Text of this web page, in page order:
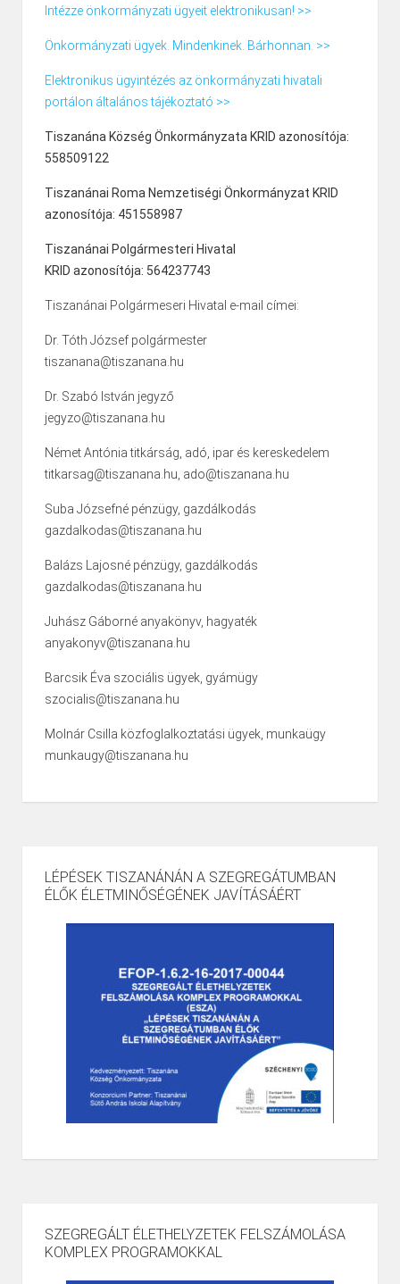
Intézze önkormányzati ügyeit elektronikusan! >>
Önkormányzati ügyek. Mindenkinek. Bárhonnan. >>
Elektronikus ügyintézés az önkormányzati hivatali
portálon általános tájékoztató >>
Tiszanána Község Önkormányzata KRID azonosítója:
558509122
Tiszanánai Roma Nemzetiségi Önkormányzat KRID
azonosítója: 451558987
Tiszanánai Polgármesteri Hivatal
KRID azonosítója: 564237743
Tiszanánai Polgármeseri Hivatal e-mail címei:
Dr. Tóth József polgármester
tiszanana@tiszanana.hu
Dr. Szabó István jegyző
jegyzo@tiszanana.hu
Német Antónia titkárság, adó, ipar és kereskedelem
titkarsag@tiszanana.hu, ado@tiszanana.hu
Suba Józsefné pénzügy, gazdálkodás
gazdalkodas@tiszanana.hu
Balázs Lajosné pénzügy, gazdálkodás
gazdalkodas@tiszanana.hu
Juhász Gáborné anyakönyv, hagyaték
anyakonyv@tiszanana.hu
Barcsik Éva szociális ügyek, gyámügy
szocialis@tiszanana.hu
Molnár Csilla közfoglalkoztatási ügyek, munkaügy
munkaugy@tiszanana.hu
LÉPÉSEK TISZANÁNÁN A SZEGREGÁTUMBAN
ÉLŐK ÉLETMINŐSÉGÉNEK JAVÍTÁSÁÉRT
SZEGREGÁLT ÉLETHELYZETEK FELSZÁMOLÁSA
KOMPLEX PROGRAMOKKAL